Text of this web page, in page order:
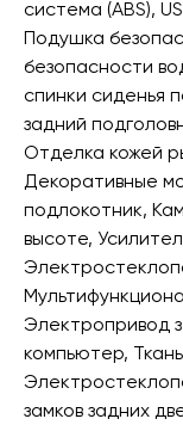
система (ABS),
Подушка
безопасности
спинки сиденья
задний
Отделка кожей
Декоративные
подлокотник,
высоте,
Электропривод
компьютер,
замков задних